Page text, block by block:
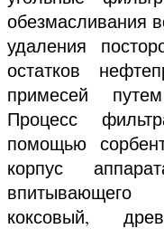
обезмасливания
удаления
остатков
примесей
Процесс
помощью
корпус
коксовый,